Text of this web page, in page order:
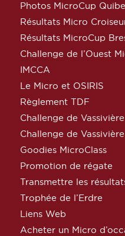
Photos MicroCup
Résultats Micro
Résultats MicroCup
Challenge de l’Ouest
IMCCA
Le Micro et OSIRIS
Règlement TDF
Challenge de
Challenge de
Goodies MicroClass
Promotion de régate
Transmettre les
Trophée de l’Erdre
Liens Web
Acheter un Micro